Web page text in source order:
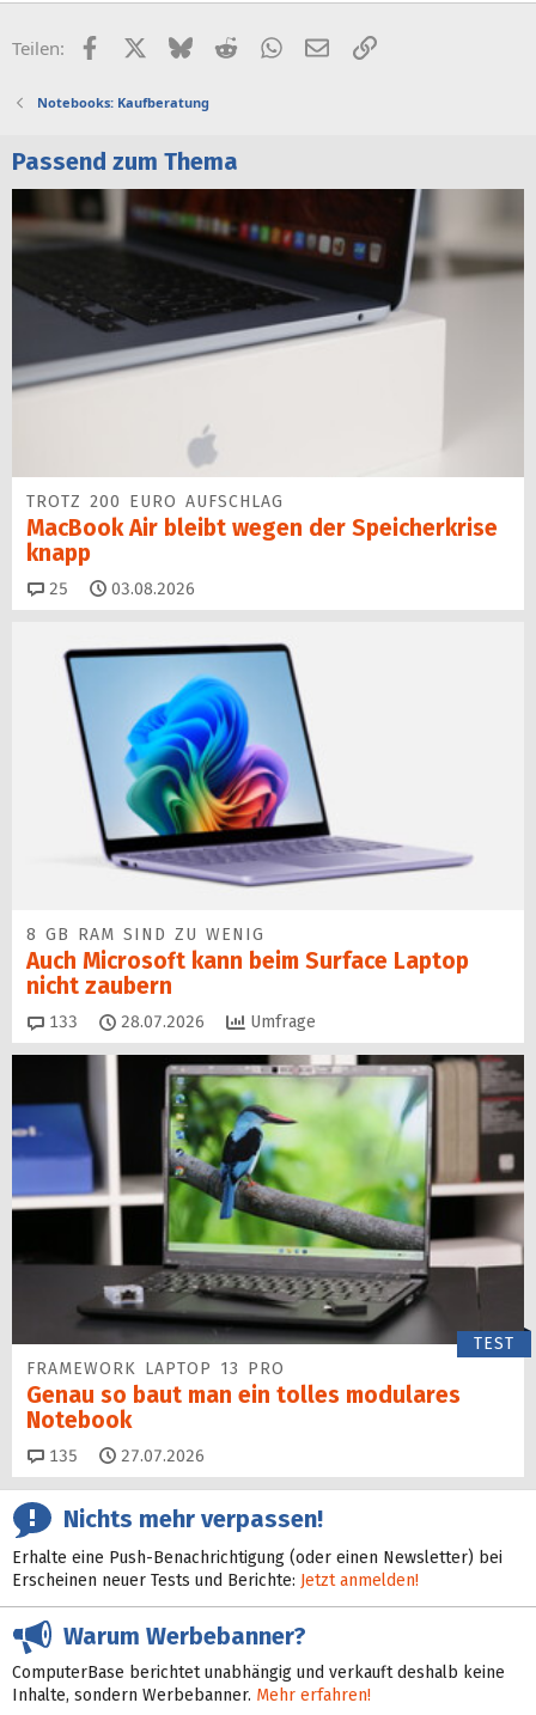
Teilen: FacebookX (Twitter)
BlueskyRedditWhatsApp
E-MailLink
Notebooks: Kaufberatung
Passend zum Thema
TROTZ 200 EURO AUFSCHLAG
MacBook Air bleibt wegen der Speicherkrise
knapp
25 Kommentare
03.08.2026
8 GB RAM SIND ZU WENIG
Auch Microsoft kann beim Surface Laptop
nicht zaubern
133 Kommentare
28.07.2026 Umfrage
TEST
FRAMEWORK LAPTOP 13 PRO
Genau so baut man ein tolles modulares
Notebook
135 Kommentare
27.07.2026
Nichts mehr verpassen!
Erhalte eine Push-Benachrichtigung (oder einen Newsletter) bei
Erscheinen neuer Tests und Berichte: Jetzt anmelden!
Warum Werbebanner?
ComputerBase berichtet unabhängig und verkauft deshalb keine
Inhalte, sondern Werbebanner. Mehr erfahren!